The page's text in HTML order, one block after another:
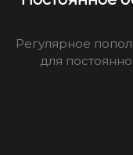
Регулярное
для